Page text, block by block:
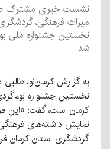
نشست خبری مشترک
میراث فرهنگی،
نخستین جشنواره ملی
شد.
به گزارش کرمان‌نو،
نخستین جشنواره
کرمان است، گفت: «این
نمایش داشته‌های
گردشگری استان کرمان